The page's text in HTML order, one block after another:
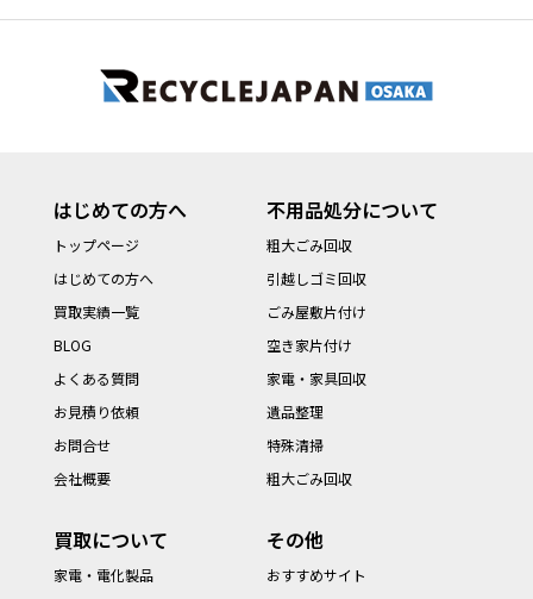
はじめての方へ
トップページ
はじめての方へ
買取実績一覧
BLOG
よくある質問
お見積り依頼
お問合せ
会社概要
不用品処分について
粗大ごみ回収
引越しゴミ回収
ごみ屋敷片付け
空き家片付け
家電・家具回収
遺品整理
特殊清掃
粗大ごみ回収
買取について
家電・電化製品
その他
おすすめサイト